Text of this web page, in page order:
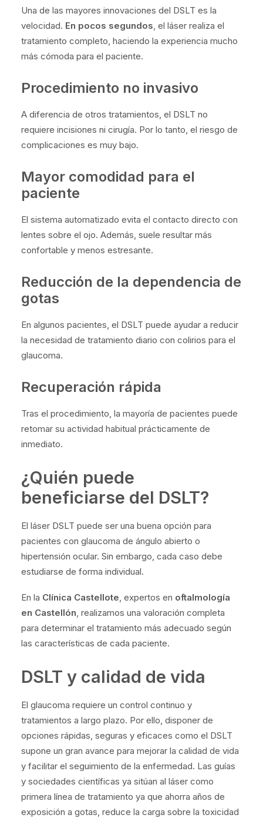
Una de las mayores innovaciones del DSLT es la
velocidad. En pocos segundos, el láser realiza el
tratamiento completo, haciendo la experiencia mucho
más cómoda para el paciente.
Procedimiento no invasivo
A diferencia de otros tratamientos, el DSLT no
requiere incisiones ni cirugía. Por lo tanto, el riesgo de
complicaciones es muy bajo.
Mayor comodidad para el
paciente
El sistema automatizado evita el contacto directo con
lentes sobre el ojo. Además, suele resultar más
confortable y menos estresante.
Reducción de la dependencia de
gotas
En algunos pacientes, el DSLT puede ayudar a reducir
la necesidad de tratamiento diario con colirios para el
glaucoma.
Recuperación rápida
Tras el procedimiento, la mayoría de pacientes puede
retomar su actividad habitual prácticamente de
inmediato.
¿Quién puede
beneficiarse del DSLT?
El láser DSLT puede ser una buena opción para
pacientes con glaucoma de ángulo abierto o
hipertensión ocular. Sin embargo, cada caso debe
estudiarse de forma individual.
En la Clínica Castellote, expertos en oftalmología
en Castellón, realizamos una valoración completa
para determinar el tratamiento más adecuado según
las características de cada paciente.
DSLT y calidad de vida
El glaucoma requiere un control continuo y
tratamientos a largo plazo. Por ello, disponer de
opciones rápidas, seguras y eficaces como el DSLT
supone un gran avance para mejorar la calidad de vida
y facilitar el seguimiento de la enfermedad. Las guías
y sociedades científicas ya sitúan al láser como
primera línea de tratamiento ya que ahorra años de
exposición a gotas, reduce la carga sobre la toxicidad